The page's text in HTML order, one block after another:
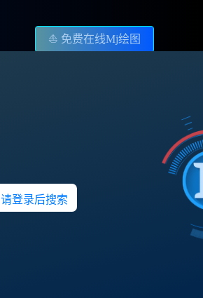
⛵️ 免费在线Mj绘图
请登录后搜索